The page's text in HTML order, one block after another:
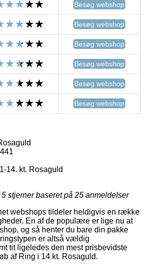
Besøg webshop
Besøg webshop
Besøg webshop
Besøg webshop
Besøg webshop
Besøg webshop
14. kt. Rosaguld
stjerner baseret på 25 anmeldelser
webshops tildeler heldigvis en række
En af de populære er lige nu at
og så henter du bare din pakke
er altså vældig
tit ligeledes den mest prisbevidste
af Ring i 14 kt. Rosaguld.